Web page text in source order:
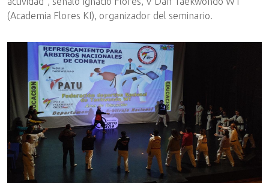
(Academia Flores KI), organizador del seminario.